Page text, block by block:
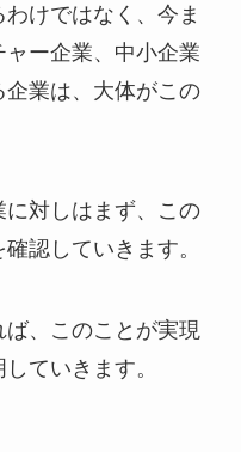
けではなく、今ま
ー企業、中小企業
業は、大体がこの
対しはまず、この
認していきます。
、このことが実現
ていきます。